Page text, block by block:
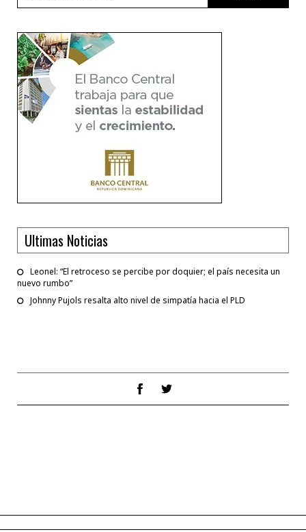
Ultimas Noticias
Leonel: “El retroceso se percibe por doquier; el país necesita un
nuevo rumbo”
Johnny Pujols resalta alto nivel de simpatía hacia el PLD